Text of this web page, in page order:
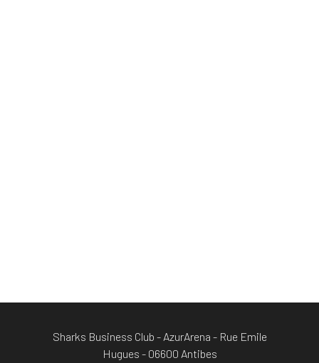
Sharks Business Club - AzurArena - Rue Emile
Hugues - 06600 Antibes